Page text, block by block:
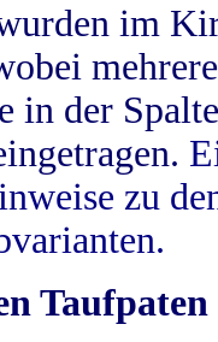
im
in der
zu
Taufpaten